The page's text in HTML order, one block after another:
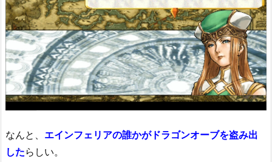
なんと、 エインフェリアの誰かがドラゴンオーブを盗み出
したらしい。